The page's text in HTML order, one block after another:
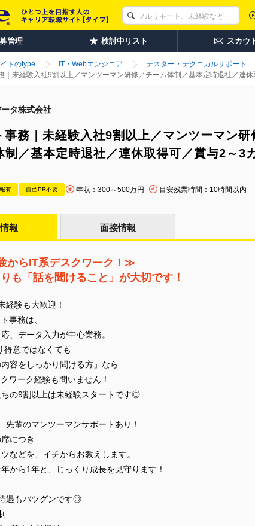
管理 検討中リスト スカウ
トのtype IT・Webエンジニア テスター・テクニカルサポート
｜未経験入社9割以上／マンツーマン研修／チーム体制／基本定時退社／連
タ株式会社
事務｜未経験入社9割以上／マンツーマン研
制／基本定時退社／連休取得可／賞与2～3
有 自己PR不要 年収：300～500万円 目安残業時間：10時間以内
報 面接情報
からIT系デスクワーク！≫
も「話を聞けること」が大切です！
経験も大歓迎！
事務は、
、データ入力が中心業務。
得意ではなくても
内容をしっかり聞ける方」なら
ワーク経験も問いません！
の9割以上は未経験スタートです◎
先輩のマンツーマンサポートあり！
につき
などを、イチからお教えします。
から1年と、じっくり成長を見守ります！
遇もバツグンです◎